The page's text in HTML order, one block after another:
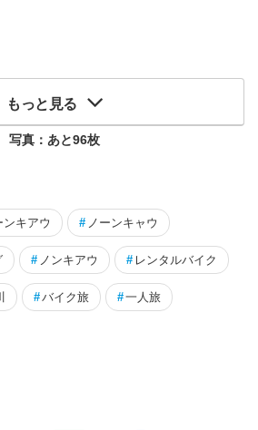
もっと見る
写真：あと96枚
ンキアウ # ノーンキャウ
# ノンキアウ # レンタルバイク
#バイク旅 #一人旅